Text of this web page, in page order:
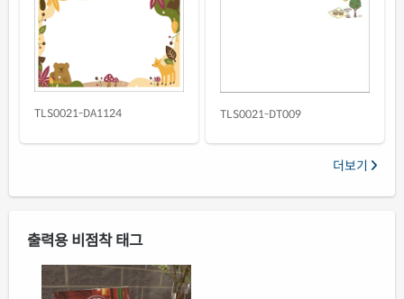
TLS0021-DA1124 TLS0021-DT009
더보기
출력용 비점착 태그